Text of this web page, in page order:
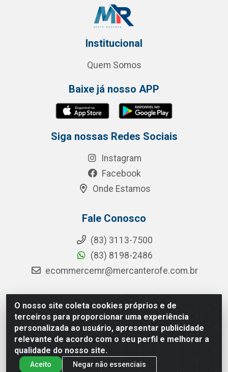
O nosso site coleta cookies próprios e de
terceiros para proporcionar uma experiência
personalizada ao usuário, apresentar publicidade
relevante de acordo com o seu perfil e melhorar a
qualidade do nosso site.
Aceito Negar não essenciais
Institucional
Quem Somos
Baixe já nosso APP
Siga nossas Redes Sociais
Instagram
Facebook
Onde Estamos
Fale Conosco
(83) 3113-7500
(83) 8198-2486
ecommercemr@mercanterofe.com.br
MR Distribuidora - Rua Hortêncio Ribeiro de Luna, 3777 -
Distrito Industrial, João Pessoa/PB - CEP 58081-400 -
CNPJ 35.428.312/0001-85